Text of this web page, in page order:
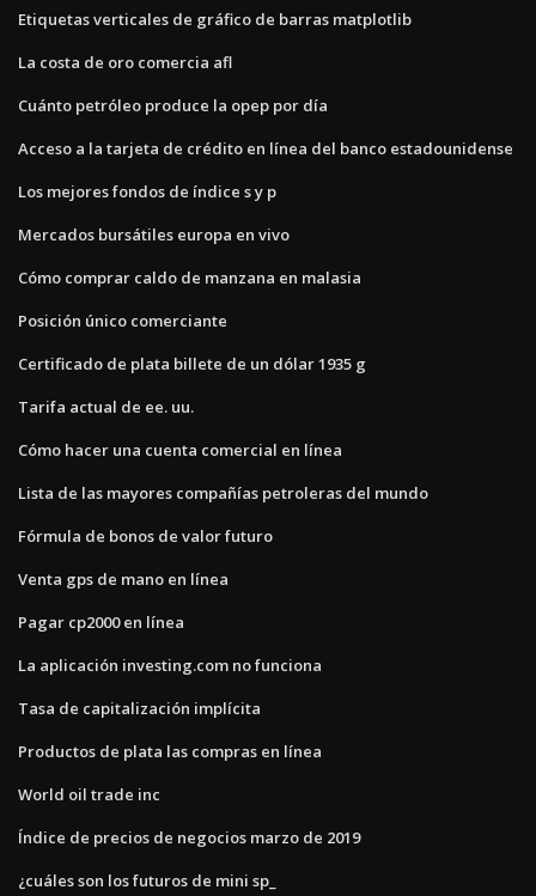
Etiquetas verticales de gráfico de barras matplotlib
La costa de oro comercia afl
Cuánto petróleo produce la opep por día
Acceso a la tarjeta de crédito en línea del banco estadounidense
Los mejores fondos de índice s y p
Mercados bursátiles europa en vivo
Cómo comprar caldo de manzana en malasia
Posición único comerciante
Certificado de plata billete de un dólar 1935 g
Tarifa actual de ee. uu.
Cómo hacer una cuenta comercial en línea
Lista de las mayores compañías petroleras del mundo
Fórmula de bonos de valor futuro
Venta gps de mano en línea
Pagar cp2000 en línea
La aplicación investing.com no funciona
Tasa de capitalización implícita
Productos de plata las compras en línea
World oil trade inc
Índice de precios de negocios marzo de 2019
¿cuáles son los futuros de mini sp_